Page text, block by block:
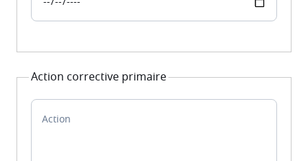
Action corrective primaire
Action